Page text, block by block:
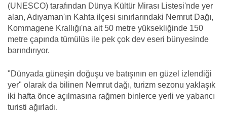
(UNESCO) tarafından Dünya Kültür Mirası Listesi'nde yer
alan, Adıyaman'ın Kahta ilçesi sınırlarındaki Nemrut Dağı,
Kommagene Krallığı'na ait 50 metre yüksekliğinde 150
metre çapında tümülüs ile pek çok dev eseri bünyesinde
barındırıyor.
"Dünyada güneşin doğuşu ve batışının en güzel izlendiği
yer" olarak da bilinen Nemrut dağı, turizm sezonu yaklaşık
iki hafta önce açılmasına rağmen binlerce yerli ve yabancı
turisti ağırladı.